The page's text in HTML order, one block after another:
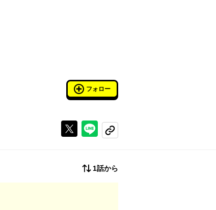
フォロー
Xで投稿するラインでシェアする
コピーする
1話から